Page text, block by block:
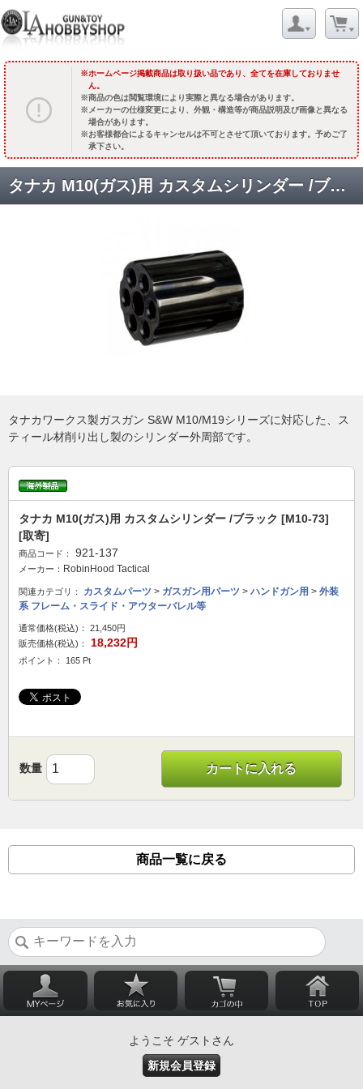
ホームページ掲載商品は取り扱い品であり、全てを在庫しておりませ
ん。
商品の色は閲覧環境により実際と異なる場合があります。
メーカーの仕様変更により、外観・構造等が商品説明及び画像と異なる
場合があります。
お客様都合によるキャンセルは不可とさせて頂いております。予めご了
承下さい。
タナカ M10(ガス)用 カスタムシリンダー /ブラック [M10-73] [取寄]
タナカワークス製ガスガン S&W M10/M19シリーズに対応した、ス
ティール材削り出し製のシリンダー外周部です。
タナカ M10(ガス)用 カスタムシリンダー /ブラック [M10-73]
[取寄]
商品コード： 921-137
メーカー： RobinHood Tactical
関連カテゴリ： カスタムパーツ > ガスガン用パーツ > ハンドガン用 > 外装
系 フレーム・スライド・アウターバレル等
通常価格(税込)：
21,450円
販売価格(税込)：
18,232円
ポイント： 165 Pt
数量 カートに入れる
商品一覧に戻る
ようこそ ゲストさん
新規会員登録